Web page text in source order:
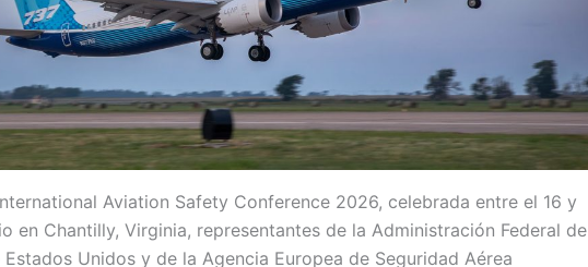
Aviation Safety Conference 2026, celebrada entre el 16 y
en Chantilly, Virginia, representantes de la Administración Federal de
Unidos y de la Agencia Europea de Seguridad Aérea